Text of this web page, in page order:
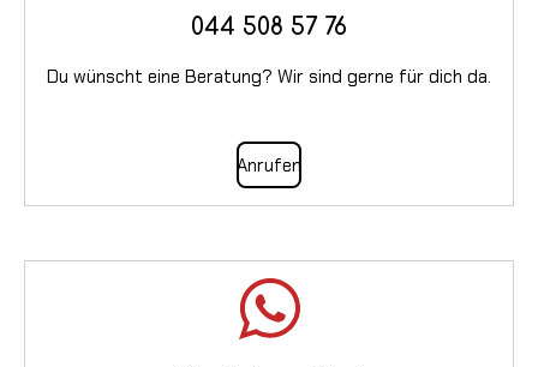
044 508 57 76
Du wünscht eine Beratung? Wir sind gerne für dich da.
Anrufen